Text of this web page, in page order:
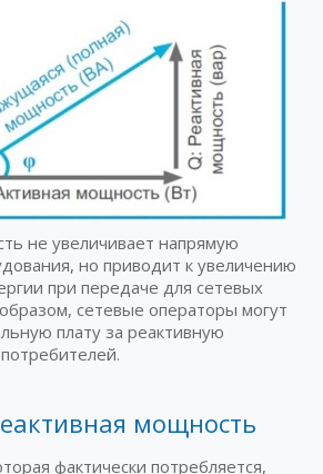
не увеличивает напрямую
но приводит к увеличению
при передаче для сетевых
сетевые операторы могут
плату за реактивную
мощность
фактически потребляется,